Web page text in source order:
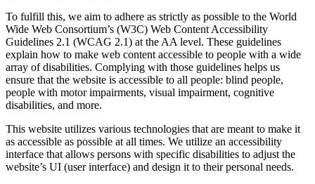
To fulfill this, we aim to adhere as strictly as possible to the World
Wide Web Consortium’s (W3C) Web Content Accessibility
Guidelines 2.1 (WCAG 2.1) at the AA level. These guidelines
explain how to make web content accessible to people with a wide
array of disabilities. Complying with those guidelines helps us
ensure that the website is accessible to all people: blind people,
people with motor impairments, visual impairment, cognitive
disabilities, and more.
This website utilizes various technologies that are meant to make it
as accessible as possible at all times. We utilize an accessibility
interface that allows persons with specific disabilities to adjust the
website’s UI (user interface) and design it to their personal needs.